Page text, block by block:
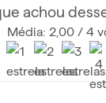
achou
Média: 2,00 / 4